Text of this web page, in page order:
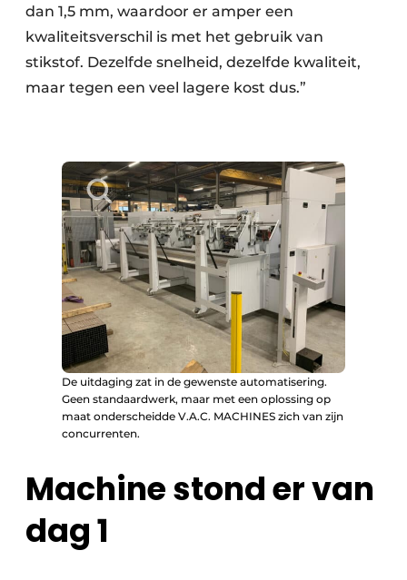
dan 1,5 mm, waardoor er amper een
kwaliteitsverschil is met het gebruik van
stikstof. Dezelfde snelheid, dezelfde kwaliteit,
maar tegen een veel lagere kost dus.”
De uitdaging zat in de gewenste automatisering.
Geen standaardwerk, maar met een oplossing op
maat onderscheidde V.A.C. MACHINES zich van zijn
concurrenten.
Machine stond er van
dag 1